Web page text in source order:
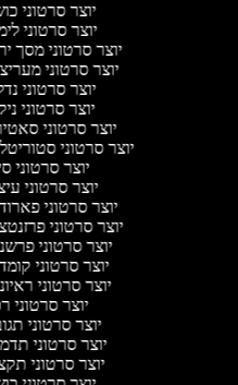
יוצר סרטוני
יוצר סרטוני
יוצר סרטוני מסך
יוצר סרטוני
יוצר סרטוני
יוצר סרטוני
יוצר סרטוני
יוצר סרטוני
יוצר סרטוני
יוצר סרטוני
יוצר סרטוני
יוצר סרטוני
יוצר סרטוני
יוצר סרטוני
יוצר סרטוני
יוצר סרטוני
יוצר סרטוני
יוצר סרטוני
יוצר סרטוני